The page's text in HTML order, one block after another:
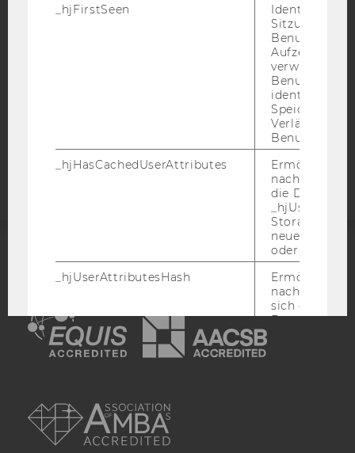
DATENSCHUTZERKLÄRUNG
DATENSCHUTZERKLÄRUNG SOCIAL MEDIA
STUDIENBEWERBER*INNEN UND STUDIERENDE
Barrierefreiheitserklärung
Webseite
ACCREDITED BY:
_hjFirstSeen
Identifiziert
Sitzung eines
Benutzers.
verwendet,
identifizieren.
Verlängert
_hjHasCachedUserAttributes
Ermöglicht
die Daten in
Storage auf
neuesten
oder nicht.
_hjUserAttributesHash
Ermöglicht
sich ein